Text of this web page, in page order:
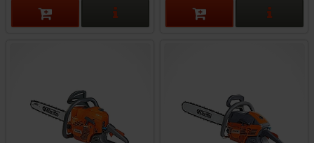
פרטים נוספים פרטים נוספים